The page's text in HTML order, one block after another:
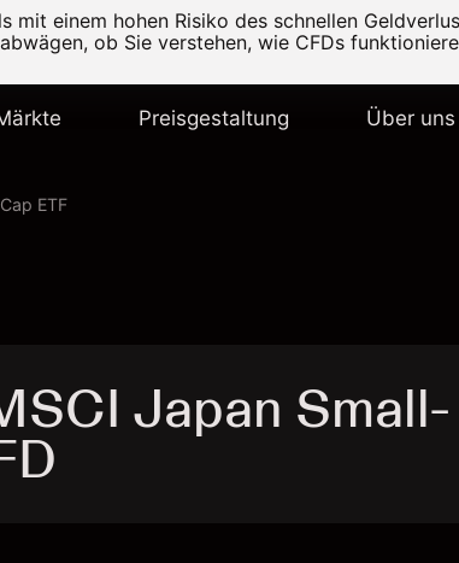
einem hohen Risiko des schnellen
ob Sie verstehen, wie CFDs
Preisgestaltung Über uns
ETF
Japan Small-